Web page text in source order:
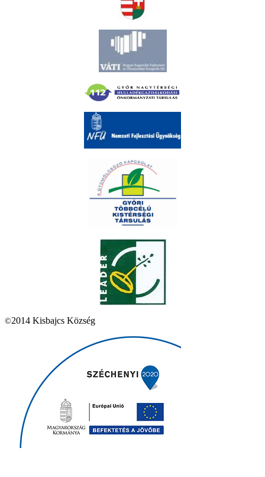
©2014 Kisbajcs Község